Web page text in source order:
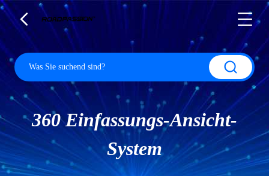
360 Einfassungs-Ansicht-
System